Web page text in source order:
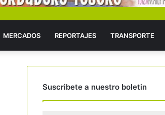
MERCADOS REPORTAJES TRANSPORTE
Suscribete a nuestro boletin